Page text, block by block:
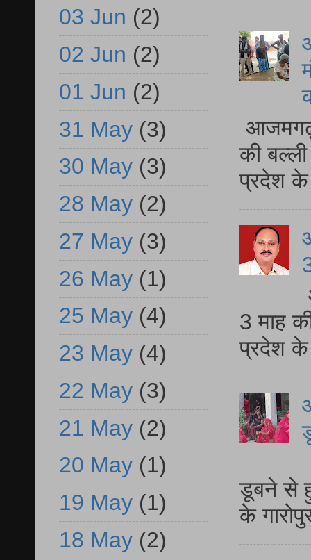
आजमगढ़
की
प्रदेश
3 माह
प्रदेश
डूबने से
के
03 Jun (2)
02 Jun (2)
01 Jun (2)
31 May (3)
30 May (3)
28 May (2)
27 May (3)
26 May (1)
25 May (4)
23 May (4)
22 May (3)
21 May (2)
20 May (1)
19 May (1)
18 May (2)